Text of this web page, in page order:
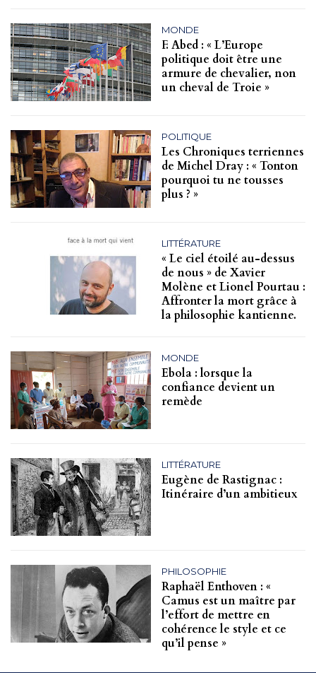
MONDE
F. Abed : « L’Europe
politique doit être une
armure de chevalier, non
un cheval de Troie »
POLITIQUE
Les Chroniques terriennes
de Michel Dray : « Tonton
pourquoi tu ne tousses
plus ? »
LITTÉRATURE
« Le ciel étoilé au-dessus
de nous » de Xavier
Molène et Lionel Pourtau :
Affronter la mort grâce à
la philosophie kantienne.
MONDE
Ebola : lorsque la
confiance devient un
remède
LITTÉRATURE
Eugène de Rastignac :
Itinéraire d’un ambitieux
PHILOSOPHIE
Raphaël Enthoven : «
Camus est un maître par
l’effort de mettre en
cohérence le style et ce
qu’il pense »